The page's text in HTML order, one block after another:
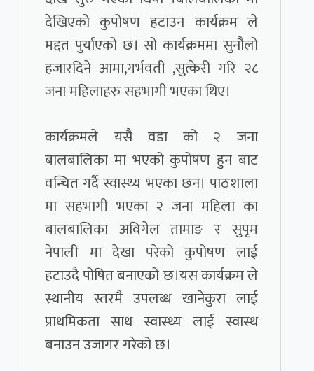
देखिएको कुपोषण हटाउन कार्यक्रम ले
मद्दत पुर्याएको छ। सो कार्यक्रममा सुनौलो
हजारदिने आमा,गर्भवती ,सुत्केरी गरि २८
जना महिलाहरु सहभागी भएका थिए।
कार्यक्रमले यसै वडा को २ जना
बालबालिका मा भएको कुपोषण हुन बाट
वन्चित गर्दै स्वास्थ्य भएका छन। पाठशाला
मा सहभागी भएका २ जना महिला का
बालबालिका अविगेल तामाङ र सुपृम
नेपाली मा देखा परेको कुपोषण लाई
हटाउदै पोषित बनाएको छ।यस कार्यक्रम ले
स्थानीय स्तरमै उपलब्ध खानेकुरा लाई
प्राथमिकता साथ स्वास्थ्य लाई स्वास्थ
बनाउन उजागर गरेको छ।